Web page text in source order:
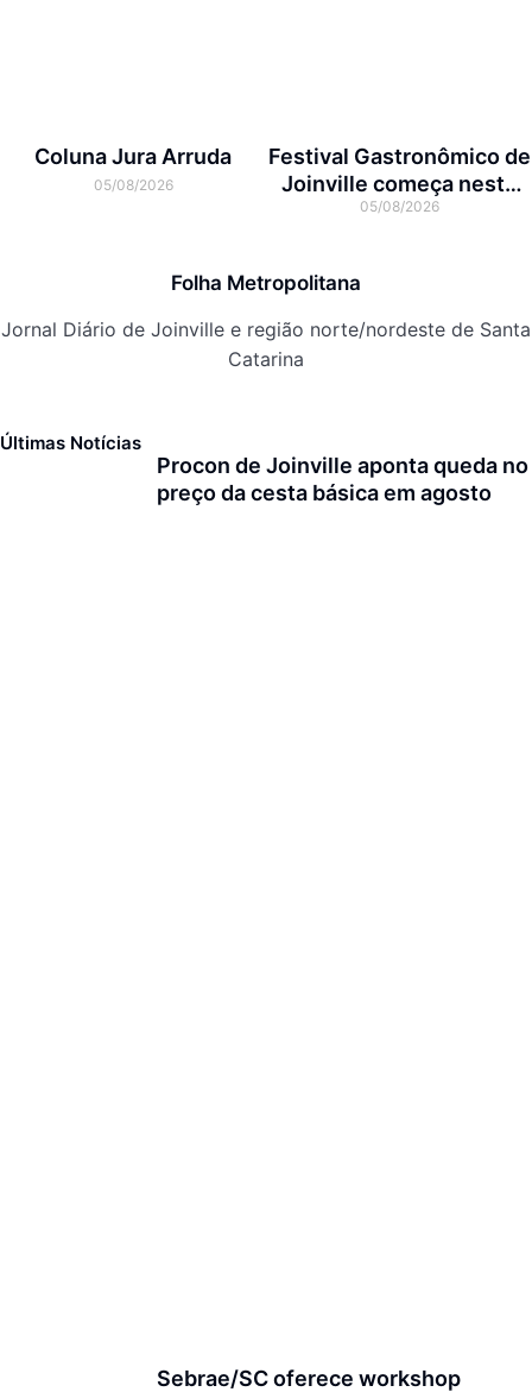
Coluna Jura Arruda
05/08/2026
Festival Gastronômico de
Joinville começa nesta
quarta-feira com menus
05/08/2026
Folha Metropolitana
Jornal Diário de Joinville e região norte/nordeste de Santa
Catarina
Últimas Notícias
Procon de Joinville aponta queda no
preço da cesta básica em agosto
Sebrae/SC oferece workshop